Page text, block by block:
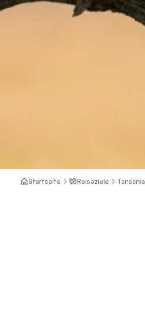
Startseite Reiseziele Tansania